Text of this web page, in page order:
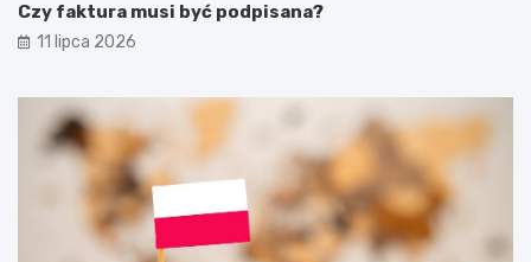
Czy faktura musi być podpisana?
11 lipca 2026